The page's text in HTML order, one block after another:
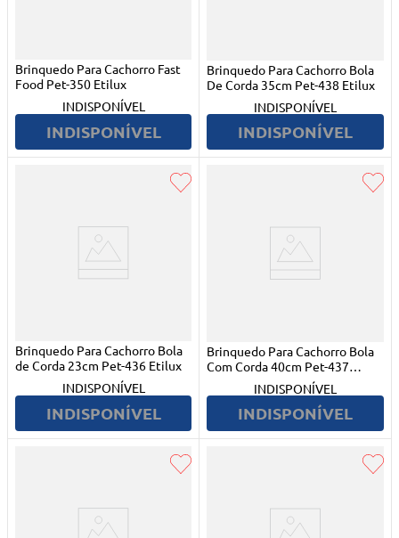
Brinquedo Para Cachorro Fast
Food Pet-350 Etilux
INDISPONÍVEL
INDISPONÍVEL
Brinquedo Para Cachorro Bola
De Corda 35cm Pet-438 Etilux
INDISPONÍVEL
INDISPONÍVEL
Brinquedo Para Cachorro Bola
de Corda 23cm Pet-436 Etilux
INDISPONÍVEL
INDISPONÍVEL
Brinquedo Para Cachorro Bola
Com Corda 40cm Pet-437
INDISPONÍVEL
INDISPONÍVEL